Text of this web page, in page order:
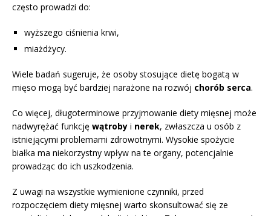
często prowadzi do:
wyższego ciśnienia krwi,
miażdżycy.
Wiele badań sugeruje, że osoby stosujące dietę bogatą w
mięso mogą być bardziej narażone na rozwój chorób serca.
Co więcej, długoterminowe przyjmowanie diety mięsnej może
nadwyrężać funkcję wątroby i nerek, zwłaszcza u osób z
istniejącymi problemami zdrowotnymi. Wysokie spożycie
białka ma niekorzystny wpływ na te organy, potencjalnie
prowadząc do ich uszkodzenia.
Z uwagi na wszystkie wymienione czynniki, przed
rozpoczęciem diety mięsnej warto skonsultować się ze